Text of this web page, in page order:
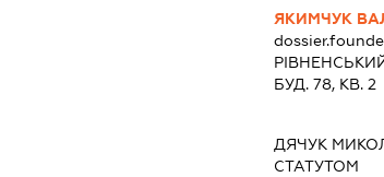
ЯКИМЧУК
БУД. 78, КВ. 2
ДЯЧУК
СТАТУТОМ